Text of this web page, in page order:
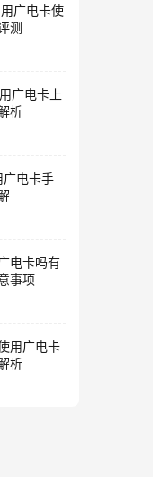
广电卡使
测
广电卡上
析
广电卡手
电卡吗有
事项
用广电卡
析